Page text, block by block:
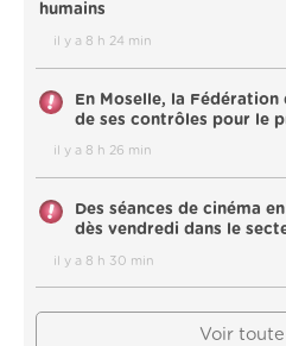
humains
il y a 8 h 24 min
En Moselle, la
de ses contrôles pour le
il y a 8 h 26 min
Des séances de cinéma
dès vendredi dans le
il y a 8 h 30 min
Voir